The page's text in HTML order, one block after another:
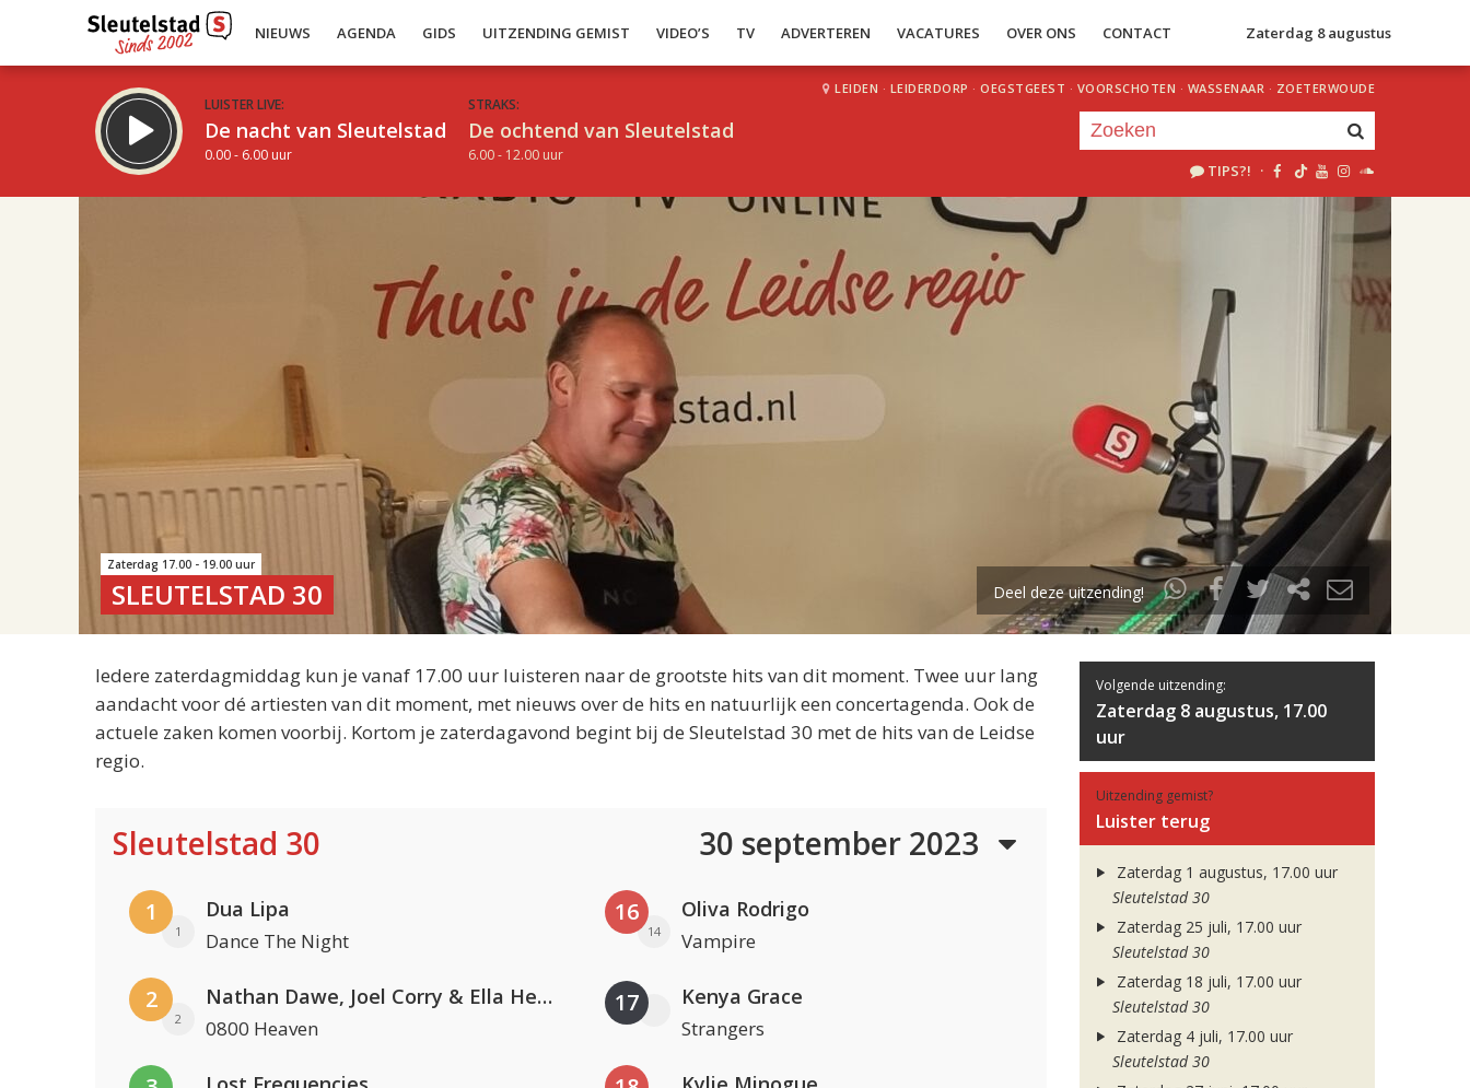
NIEUWS AGENDA GIDS UITZENDING GEMIST VIDEO’S TV ADVERTEREN VACATURES OVER ONS CONTACT Zaterdag 8 augustus
LUISTER LIVE:
De nacht van Sleutelstad
0.00 - 6.00 uur
STRAKS:
De ochtend van Sleutelstad
6.00 - 12.00 uur
LEIDEN · LEIDERDORP · OEGSTGEEST · VOORSCHOTEN · WASSENAAR · ZOETERWOUDE
TIPS?! ·
uur 1 van 2
Volgend uur
Zaterdag 17.00 - 19.00 uur
SLEUTELSTAD 30 Deel deze uitzending!
Iedere zaterdagmiddag kun je vanaf 17.00 uur luisteren naar de grootste hits van dit moment. Twee uur lang
aandacht voor dé artiesten van dit moment, met nieuws over de hits en natuurlijk een concertagenda. Ook de
actuele zaken komen voorbij. Kortom je zaterdagavond begint bij de Sleutelstad 30 met de hits van de Leidse
regio.
Sleutelstad 30 30 september 2023
1
1
Dua Lipa
Dance The Night
2
2
Nathan Dawe, Joel Corry & Ella Henderson
0800 Heaven
16
14
Oliva Rodrigo
Vampire
17 Kenya Grace
Strangers
Volgende uitzending:
Zaterdag 8 augustus, 17.00
uur
Uitzending gemist?
Luister terug
Zaterdag 1 augustus, 17.00 uur
Sleutelstad 30
Zaterdag 25 juli, 17.00 uur
Sleutelstad 30
Zaterdag 18 juli, 17.00 uur
Sleutelstad 30
Zaterdag 4 juli, 17.00 uur
Sleutelstad 30